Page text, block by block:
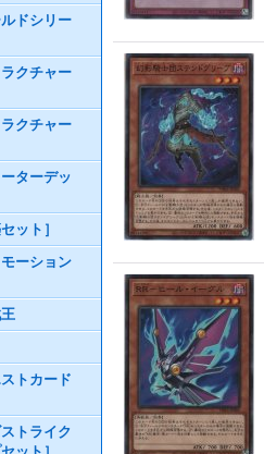
ドシリー
クチャー
クチャー
ターデッ
ット］
ーション
トカード
トライク